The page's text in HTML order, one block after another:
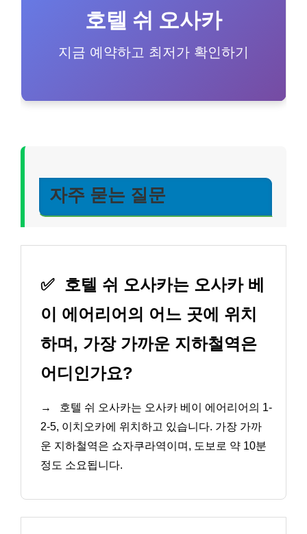
호텔 쉬 오사카
지금 예약하고 최저가 확인하기
자주 묻는 질문
✅ 호텔 쉬 오사카는 오사카 베
이 에어리어의 어느 곳에 위치
하며, 가장 가까운 지하철역은
어디인가요?
→
호텔 쉬 오사카는 오사카 베이 에어리어의 1-
2-5, 이치오카에 위치하고 있습니다. 가장 가까
운 지하철역은 쇼자쿠라역이며, 도보로 약 10분
정도 소요됩니다.